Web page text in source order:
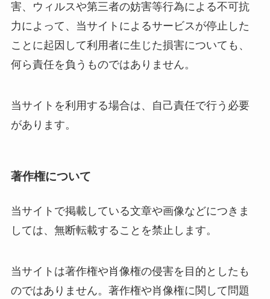
害、ウィルスや第三者の妨害等行為による不可抗
力によって、当サイトによるサービスが停止した
ことに起因して利用者に生じた損害についても、
何ら責任を負うものではありません。
当サイトを利用する場合は、自己責任で行う必要
があります。
著作権について
当サイトで掲載している文章や画像などにつきま
しては、無断転載することを禁止します。
当サイトは著作権や肖像権の侵害を目的としたも
のではありません。著作権や肖像権に関して問題